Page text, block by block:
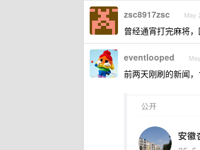
zsc8917zsc May
曾经通宵打完麻将
eventlooped
前两天刚刷的新闻